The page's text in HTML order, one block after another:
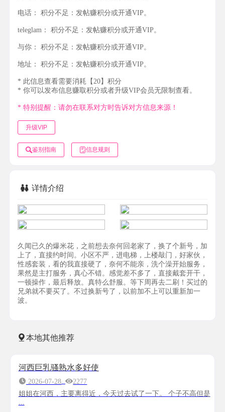
电话： 积分不足：发帖赚积分或开通VIP。
teleglam： 积分不足：发帖赚积分或开通VIP。
与你： 积分不足：发帖赚积分或开通VIP。
地址： 积分不足：发帖赚积分或开通VIP。
* 此信息查看需要消耗【20】积分
* 你可以发布信息赚取积分或者升级VIP会员无限制查看。
* 特别提醒：请勿在联系对方时告诉对方信息来源！
升级VIP
鉴别指南 信息规则
详情介绍
久闻已久的爆米花，之前想去奈何回老家了，换了个新号，加
上了，直接约时间。小区不严，进电梯，上楼敲门，好家伙，
性感套装，看的我直接硬了，奈何不能亲，洗个澡开始服务，
果然是主打服务，真心不错。感觉差不多了，直接戴套开干，
一顿操作，最后释放。真特么舒服。等下周再去二刷！买过的
兄弟就不要买了。不过换新号了，以前加不上可以重新加一
波。
本地其他推荐
河西巨乳骚熟水多好使
2026-07-28
2277
姐姐在河西，主要离得近，今天过去试了一下。 个子不高但是
...